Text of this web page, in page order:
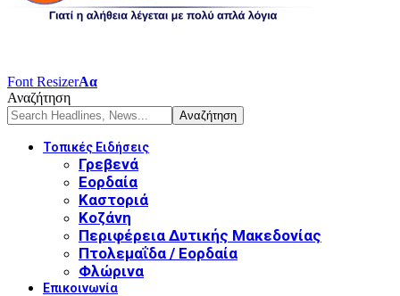
Font ResizerΑα
Αναζήτηση
Τοπικές Ειδήσεις
Γρεβενά
Εορδαία
Καστοριά
Κοζάνη
Περιφέρεια Δυτικής Μακεδονίας
Πτολεμαΐδα / Εορδαία
Φλώρινα
Επικοινωνία